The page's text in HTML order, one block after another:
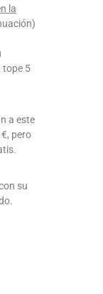
la
tope 5
a este
pero
su